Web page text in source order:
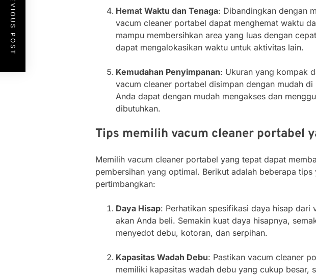
Hemat Waktu dan Tenaga: Dibandingkan dengan
vacum cleaner portabel dapat menghemat waktu
mampu membersihkan area yang luas dengan
dapat mengalokasikan waktu untuk aktivitas lain.
Kemudahan Penyimpanan: Ukuran yang kompak
vacum cleaner portabel disimpan dengan mudah
Anda dapat dengan mudah mengakses dan
dibutuhkan.
Tips memilih vacum cleaner portabel
Memilih vacum cleaner portabel yang tepat dapat
pembersihan yang optimal. Berikut adalah beberapa tips
pertimbangkan:
Daya Hisap: Perhatikan spesifikasi daya hisap dari
akan Anda beli. Semakin kuat daya hisapnya,
menyedot debu, kotoran, dan serpihan.
Kapasitas Wadah Debu: Pastikan vacum cleaner
memiliki kapasitas wadah debu yang cukup besar,
PREVIOUS POST